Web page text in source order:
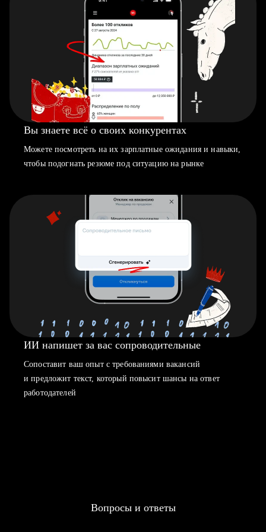
Вы знаете всё о своих конкурентах
Можете посмотреть на их зарплатные ожидания и навыки,
чтобы подогнать резюме под ситуацию на рынке
ИИ напишет за вас сопроводительные
Сопоставит ваш опыт с требованиями вакансий
и предложит текст, который повысит шансы на ответ
работодателей
Вопросы и ответы